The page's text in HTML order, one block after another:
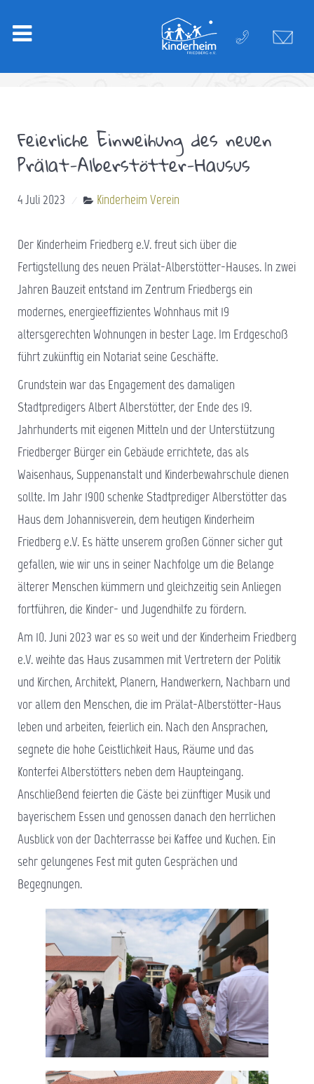
Feierliche Einweihung des neuen
Prälat-Alberstötter-Hausus
4 Juli 2023 Kinderheim Verein
Der Kinderheim Friedberg e.V. freut sich über die
Fertigstellung des neuen Prälat-Alberstötter-Hauses. In zwei
Jahren Bauzeit entstand im Zentrum Friedbergs ein
modernes, energieeffizientes Wohnhaus mit 19
altersgerechten Wohnungen in bester Lage. Im Erdgeschoß
führt zukünftig ein Notariat seine Geschäfte.
Grundstein war das Engagement des damaligen
Stadtpredigers Albert Alberstötter, der Ende des 19.
Jahrhunderts mit eigenen Mitteln und der Unterstützung
Friedberger Bürger ein Gebäude errichtete, das als
Waisenhaus, Suppenanstalt und Kinderbewahrschule dienen
sollte. Im Jahr 1900 schenke Stadtprediger Alberstötter das
Haus dem Johannisverein, dem heutigen Kinderheim
Friedberg e.V. Es hätte unserem großen Gönner sicher gut
gefallen, wie wir uns in seiner Nachfolge um die Belange
älterer Menschen kümmern und gleichzeitig sein Anliegen
fortführen, die Kinder- und Jugendhilfe zu fördern.
Am 10. Juni 2023 war es so weit und der Kinderheim Friedberg
e.V. weihte das Haus zusammen mit Vertretern der Politik
und Kirchen, Architekt, Planern, Handwerkern, Nachbarn und
vor allem den Menschen, die im Prälat-Alberstötter-Haus
leben und arbeiten, feierlich ein. Nach den Ansprachen,
segnete die hohe Geistlichkeit Haus, Räume und das
Konterfei Alberstötters neben dem Haupteingang.
Anschließend feierten die Gäste bei zünftiger Musik und
bayerischem Essen und genossen danach den herrlichen
Ausblick von der Dachterrasse bei Kaffee und Kuchen. Ein
sehr gelungenes Fest mit guten Gesprächen und
Begegnungen.